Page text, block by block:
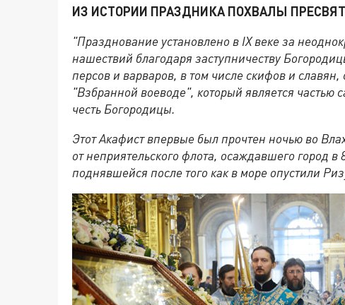
ИЗ ИСТОРИИ ПРАЗДНИКА ПОХВАЛЫ
"Празднование установлено в IX веке за
нашествий благодаря заступничеству
персов и варваров, в том числе скифов и
"Взбранной воеводе", который является частью
честь Богородицы.
Этот Акафист впервые был прочтен ночью во
от неприятельского флота, осаждавшего город
поднявшейся после того как в море опустили